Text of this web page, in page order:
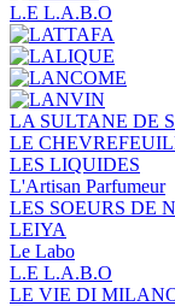
L.E L.A.B.O
LA SULTANE DE
LE
LES LIQUIDES
L'Artisan Parfumeur
LES SOEURS DE
LEIYA
Le Labo
L.Е L.А.B.О
LE VIE DI